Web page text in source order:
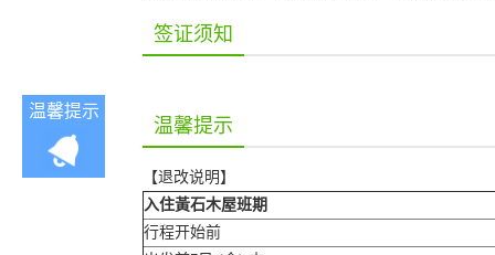
签证须知
温馨提示
温馨提示
【退改说明】
入住黃石木屋班期
行程开始前